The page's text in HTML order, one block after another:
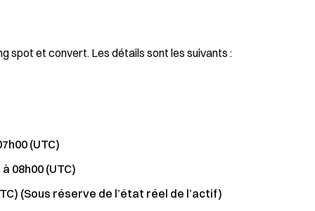
spot et convert. Les détails sont les suivants :
(UTC)
08h00 (UTC)
(Sous réserve de l’état réel de l’actif)